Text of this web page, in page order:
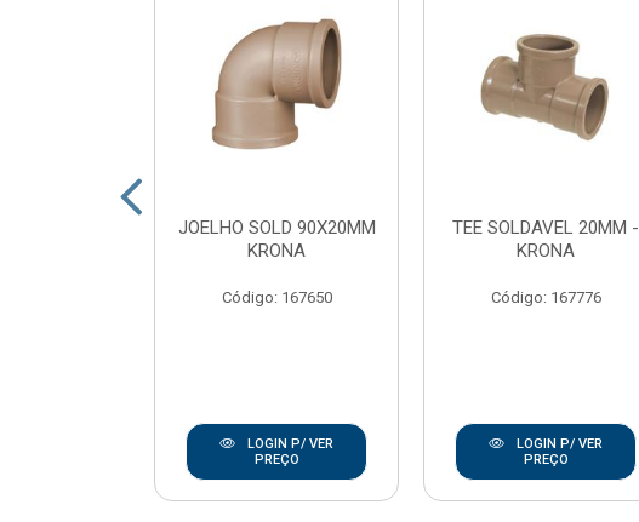
JOELHO SOLD 90X20MM
KRONA
Código: 167650
LOGIN P/ VER
PREÇO
TEE SOLDAVEL 20MM -
KRONA
Código: 167776
LOGIN P/ VER
PREÇO